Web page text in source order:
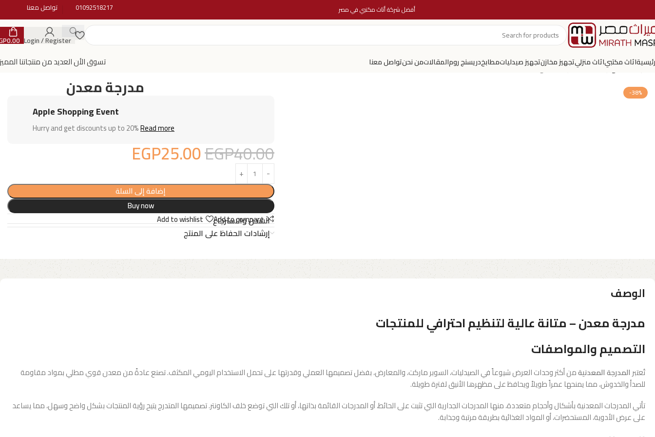
أفضل شركة أثاث مكتبي في مصر 01092518217 تواصل معنا
Login / Register
0.00
اثاث مكتبياثاث منزليتجهيز مخازنتجهيز صيدلياتمطابخدريسنج رومالمقالاتمن نحنتواصل معنا تسوق الأن العديد من منتجاتنا الرئيسية تجهيز صيدليات مدرجة معدن
-38% مدرجة معدن
Apple Shopping Event
Hurry and get discounts up to 20%Read more
EGP40.00
EGP25.00
إضافة إلى السلة
Buy now
Add to compare
Add to wishlist
الشحن والاسترجاع
إرشادات الحفاظ على المنتج
الوصف
مدرجة معدن – متانة عالية لتنظيم احترافي للمنتجات
التصميم والمواصفات
تُعتبرالمدرجة المعدنيةمن أكثر وحدات العرض شيوعاً في الصيدليات، السوبر ماركت، والمعارض، بفضل تصميمها العملي وقدرتها على تحمل الاستخدام اليومي المكثف. تصنع عادةً من معدن قوي مطلي بمواد مقاومة
للصدأ والخدوش، مما يمنحها عمراً طويلاً ويحافظ على مظهرها الأنيق لفترة طويلة.
تأتي المدرجات المعدنية بأشكال وأحجام متعددة، منها المدرجات الجدارية التي تثبت على الحائط، أو المدرجات القائمة بذاتها، أو تلك التي توضع خلف الكاونتر. تصميمها المتدرج يتيح رؤية المنتجات بشكل واضح وسهل، مما يساعد
على عرض الأدوية، المستحضرات، أو المواد الغذائية بطريقة مرتبة وجذابة.